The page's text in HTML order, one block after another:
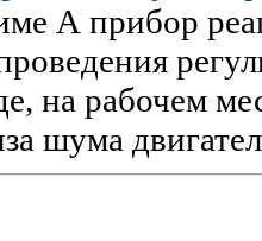
А прибор
на рабочем
шума